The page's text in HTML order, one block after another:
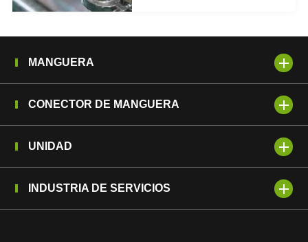
MANGUERA
CONECTOR DE MANGUERA
UNIDAD
INDUSTRIA DE SERVICIOS